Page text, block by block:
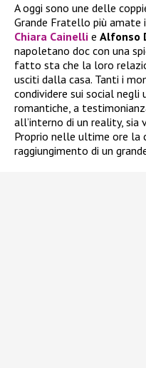
A oggi sono une delle
Grande Fratello più amate
Chiara Cainelli e Alfonso
napoletano doc con una
fatto sta che la loro
usciti dalla casa. Tanti i
condividere sui social negli
romantiche, a
all’interno di un reality, sia
Proprio nelle ultime ore la
raggiungimento di un